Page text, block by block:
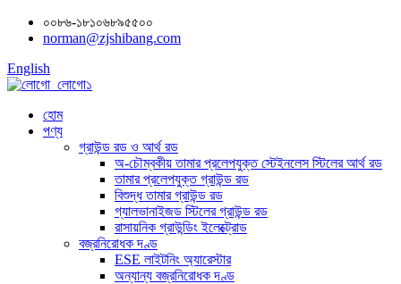
০০৮৬-১৮১০৬৮৯৫৫০০
norman@zjshibang.com
English
হোম
পণ্য
গ্রাউন্ড রড ও আর্থ রড
অ-চৌম্বকীয় তামার প্রলেপযুক্ত স্টেইনলেস স্টিলের আর্থ রড
তামার প্রলেপযুক্ত গ্রাউন্ড রড
বিশুদ্ধ তামার গ্রাউন্ড রড
গ্যালভানাইজড স্টিলের গ্রাউন্ড রড
রাসায়নিক গ্রাউন্ডিং ইলেক্ট্রোড
বজ্রনিরোধক দণ্ড
ESE লাইটনিং অ্যারেস্টার
অন্যান্য বজ্রনিরোধক দণ্ড